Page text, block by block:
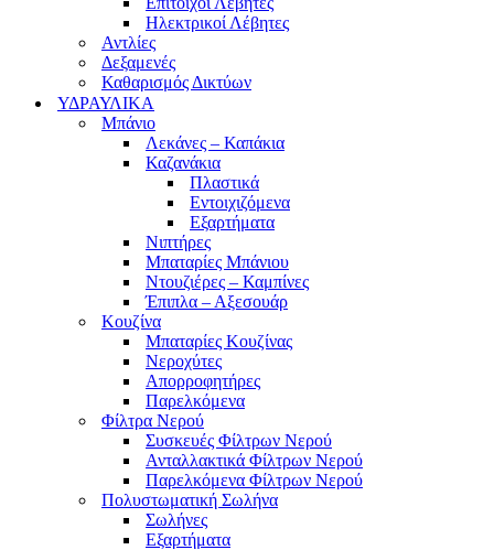
Ηλεκτρικοί Λέβητες
Αντλίες
Δεξαμενές
Καθαρισμός Δικτύων
ΥΔΡΑΥΛΙΚΑ
Μπάνιο
Λεκάνες – Καπάκια
Καζανάκια
Πλαστικά
Εντοιχιζόμενα
Εξαρτήματα
Νιπτήρες
Μπαταρίες Μπάνιου
Ντουζιέρες – Καμπίνες
Έπιπλα – Αξεσουάρ
Κουζίνα
Μπαταρίες Κουζίνας
Νεροχύτες
Απορροφητήρες
Παρελκόμενα
Φίλτρα Νερού
Συσκευές Φίλτρων Νερού
Ανταλλακτικά Φίλτρων Νερού
Παρελκόμενα Φίλτρων Νερού
Πολυστωματική Σωλήνα
Σωλήνες
Εξαρτήματα